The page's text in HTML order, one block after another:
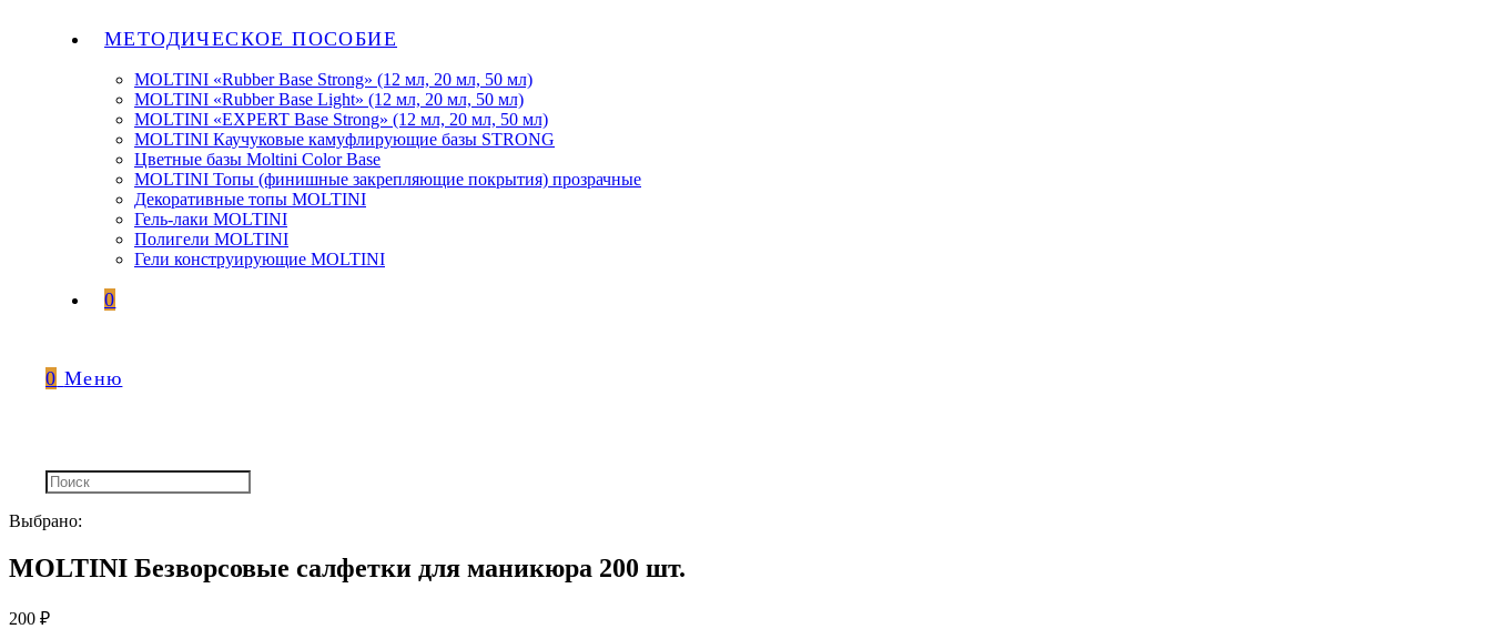
МЕТОДИЧЕСКОЕ ПОСОБИЕ
MOLTINI «Rubber Base Strong» (12 мл, 20 мл, 50 мл)
MOLTINI «Rubber Base Light» (12 мл, 20 мл, 50 мл)
MOLTINI «EXPERT Base Strong» (12 мл, 20 мл, 50 мл)
MOLTINI Каучуковые камуфлирующие базы STRONG
Цветные базы Moltini Color Base
MOLTINI Топы (финишные закрепляющие покрытия) прозрачные
Декоративные топы MOLTINI
Гель-лаки MOLTINI
Полигели MOLTINI
Гели конструирующие MOLTINI
0
0 Меню
Выбрано:
MOLTINI Безворсовые салфетки для маникюра 200 шт.
200 ₽